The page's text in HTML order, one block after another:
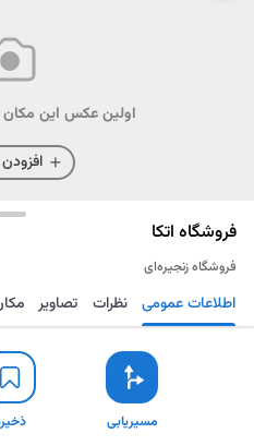
اولین عکس این مکان
فروشگاه اتکا
فروشگاه زنجیره‌ای
مسیریابی ذخیره اطلاعات عمومی نظرات تصاویر
مسیریابی